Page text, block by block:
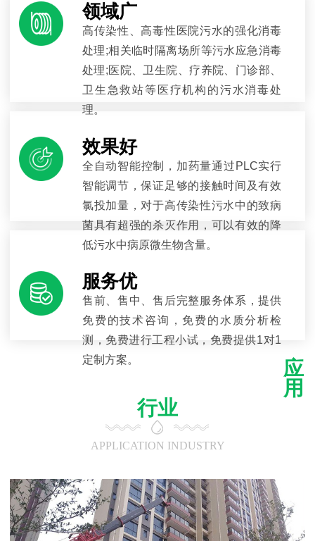
领域广
高传染性、高毒性医院污水的强化消毒
处理;相关临时隔离场所等污水应急消毒
处理;医院、卫生院、疗养院、门诊部、
卫生急救站等医疗机构的污水消毒处
理。
效果好
全自动智能控制，加药量通过PLC实行
智能调节，保证足够的接触时间及有效
氯投加量，对于高传染性污水中的致病
菌具有超强的杀灭作用，可以有效的降
低污水中病原微生物含量。
服务优
售前、售中、售后完整服务体系，提供
免费的技术咨询，免费的水质分析检
测，免费进行工程小试，免费提供1对1
定制方案。
应
用
行业
APPLICATION INDUSTRY